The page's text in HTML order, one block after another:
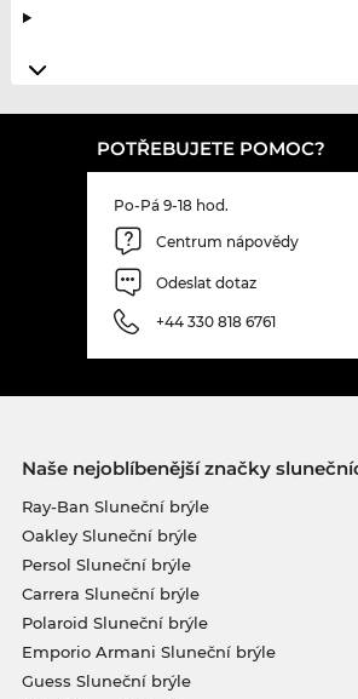
POTŘEBUJETE POMOC?
Po-Pá 9-18 hod.
Centrum nápovědy
Odeslat dotaz
+44 330 818 6761
Naše nejoblíbenější značky
Ray-Ban Sluneční brýle
Oakley Sluneční brýle
Persol Sluneční brýle
Carrera Sluneční brýle
Polaroid Sluneční brýle
Emporio Armani Sluneční brýle
Guess Sluneční brýle